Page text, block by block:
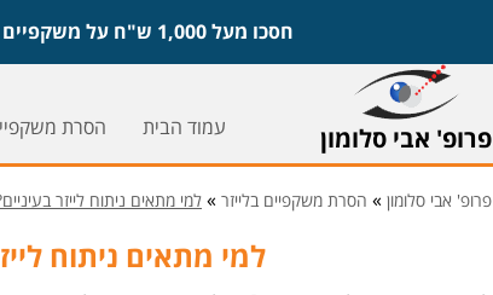
חסכו מעל 1,000 ש"ח על משקפיים ועדשות וקבעו ייעוץ חינם עם פרופ' אבי סלומון,
פרופ' אבי סלומון עמוד הבית הסרת
פרופ' אבי סלומון » הסרת משקפיים בלייזר » למי מתאים ניתוח לייזר
למי מתאים ניתוח